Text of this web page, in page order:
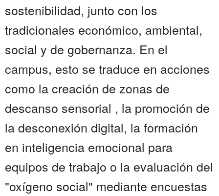
sostenibilidad, junto con los
tradicionales económico, ambiental,
social y de gobernanza. En el
campus, esto se traduce en acciones
como la creación de zonas de
descanso sensorial , la promoción de
la desconexión digital, la formación
en inteligencia emocional para
equipos de trabajo o la evaluación del
"oxígeno social" mediante encuestas